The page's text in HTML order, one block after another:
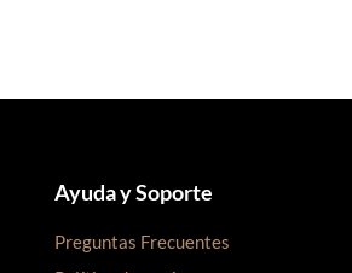
Ayuda y Soporte
Preguntas Frecuentes